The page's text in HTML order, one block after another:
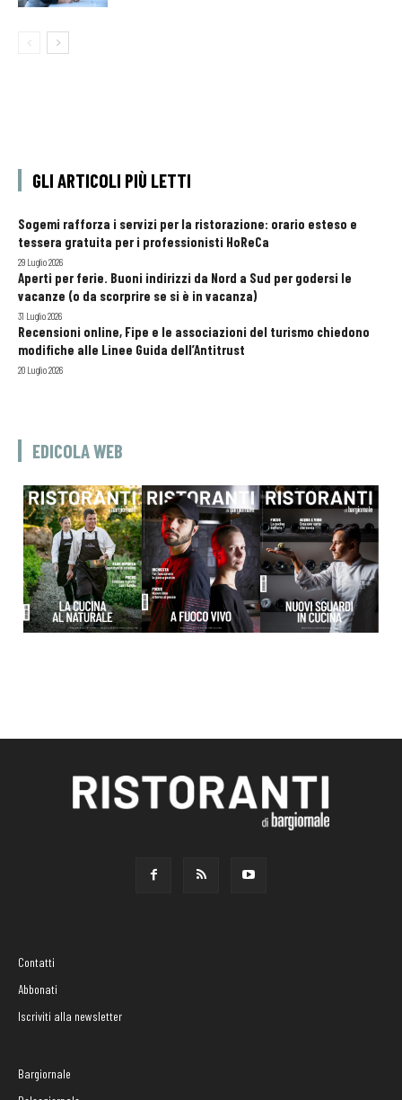
GLI ARTICOLI PIÙ LETTI
Sogemi rafforza i servizi per la ristorazione: orario esteso e
tessera gratuita per i professionisti HoReCa
29 Luglio 2026
Aperti per ferie. Buoni indirizzi da Nord a Sud per godersi le
vacanze (o da scorprire se si è in vacanza)
31 Luglio 2026
Recensioni online, Fipe e le associazioni del turismo chiedono
modifiche alle Linee Guida dell’Antitrust
20 Luglio 2026
EDICOLA WEB
Contatti
Abbonati
Iscriviti alla newsletter
Bargiornale